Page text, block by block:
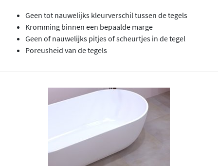
Geen tot nauwelijks kleurverschil tussen de tegels
Kromming binnen een bepaalde marge
Geen of nauwelijks pitjes of scheurtjes in de tegel
Poreusheid van de tegels